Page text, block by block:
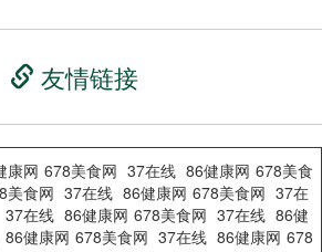
友情链接
康网 678美食网 37在线 86健康网 678美食
美食网 37在线 86健康网 678美食网 37在
37在线 86健康网 678美食网 37在线 86健
86健康网 678美食网 37在线 86健康网 678